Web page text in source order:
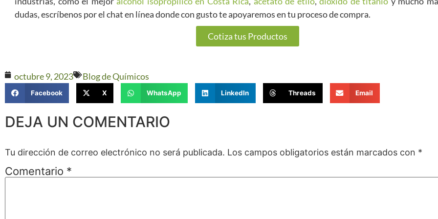
dudas, escríbenos por el chat en línea donde con gusto te apoyaremos en tu proceso de compra.
Cotiza tus Productos
octubre 9, 2023 Blog de Químicos
Facebook X WhatsApp LinkedIn Threads Email
DEJA UN COMENTARIO
Tu dirección de correo electrónico no será publicada. Los campos obligatorios están marcados con *
Comentario *